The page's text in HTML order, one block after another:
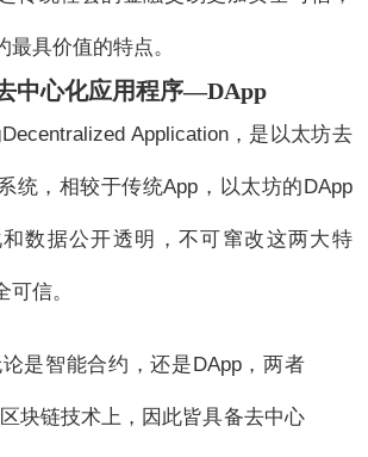
具价值的特点。
中心化应用程序—DApp
Application，是以太坊去
统，相较于传统App，以太坊的DApp
数据公开透明，不可窜改这两大特
信。
是智能合约，还是DApp，两者
块链技术上，因此皆具备去中心